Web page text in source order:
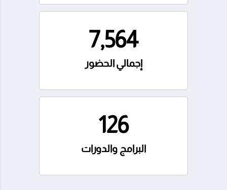
7,564
إجمالي الحضور
126
البرامج والدورات